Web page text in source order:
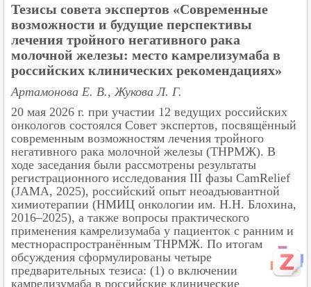
Тезисы совета экспертов «Современные
возможности и будущие перспективы
лечения тройного негативного рака
молочной железы: место камрелизумаба в
российских клинических рекомендациях»
Артамонова Е. В., Жукова Л. Г.
20 мая 2026 г. при участии 12 ведущих российских
онкологов состоялся Совет экспертов, посвящённый
современным возможностям лечения тройного
негативного рака молочной железы (ТНРМЖ). В
ходе заседания были рассмотрены результаты
регистрационного исследования III фазы CamRelief
(JAMA, 2025), российский опыт неоадъювантной
химиотерапии (НМИЦ онкологии им. Н.Н. Блохина,
2016–2025), а также вопросы практического
применения камрелизумаба у пациенток с ранним и
местнораспространённым ТНРМЖ. По итогам
обсуждения сформулированы четыре
предварительных тезиса: (1) о включении
камрелизумаба в российские клинические